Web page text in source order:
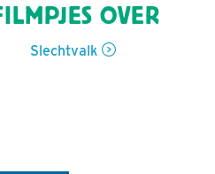
OVER
Slechtvalk